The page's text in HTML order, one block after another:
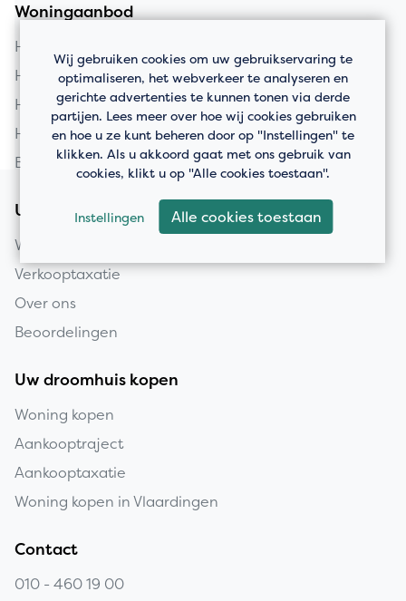
Woningaanbod
Huis kopen in Vlaardingen
Huis kopen in Schiedam
Huis kopen in Rotterdam
Huis kopen in Maassluis
Bedrijfspanden
Uw huis verkopen
Woning verkopen
Verkooptaxatie
Over ons
Beoordelingen
Uw droomhuis kopen
Woning kopen
Aankooptraject
Aankooptaxatie
Woning kopen in Vlaardingen
Contact
010 - 460 19 00
Wij gebruiken cookies om uw gebruikservaring te
optimaliseren, het webverkeer te analyseren en
gerichte advertenties te kunnen tonen via derde
partijen. Lees meer over hoe wij cookies gebruiken
en hoe u ze kunt beheren door op "Instellingen" te
klikken. Als u akkoord gaat met ons gebruik van
cookies, klikt u op "Alle cookies toestaan".
Instellingen Alle cookies toestaan